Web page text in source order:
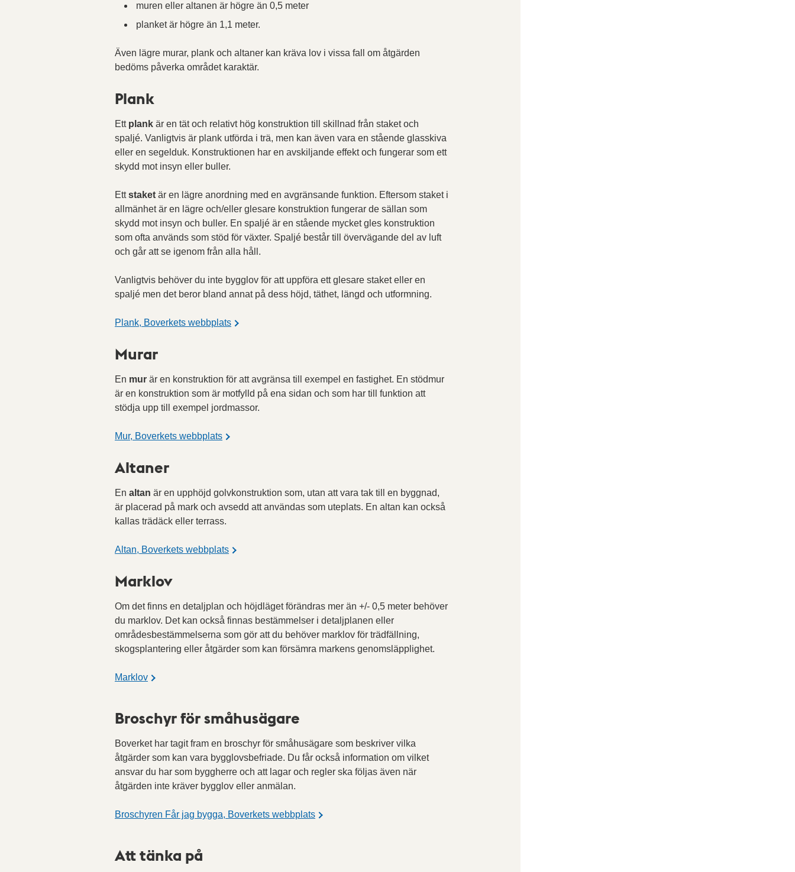
muren eller altanen är högre än 0,5 meter
planket är högre än 1,1 meter.
Även lägre murar, plank och altaner kan kräva lov i vissa fall om åtgärden
bedöms påverka området karaktär.
Plank
Ett plank är en tät och relativt hög konstruktion till skillnad från staket och
spaljé. Vanligtvis är plank utförda i trä, men kan även vara en stående glasskiva
eller en segelduk. Konstruktionen har en avskiljande effekt och fungerar som ett
skydd mot insyn eller buller.
Ettstaket är en lägre anordning med en avgränsande funktion. Eftersom staket i
allmänhet är en lägre och/eller glesare konstruktion fungerar de sällan som
skydd mot insyn och buller. En spaljé är en stående mycket gles konstruktion
som ofta används som stöd för växter. Spaljé består till övervägande del av luft
och går att se igenom från alla håll.
Vanligtvis behöver du inte bygglov för att uppföra ett glesare staket eller en
spaljé men det beror bland annat på dess höjd, täthet, längd och utformning.
Plank, Boverkets webbplats
Murar
En mur är en konstruktion för att avgränsa till exempel en fastighet. En stödmur
är en konstruktion som är motfylld på ena sidan och som har till funktion att
stödja upp till exempel jordmassor.
Mur, Boverkets webbplats
Altaner
En altan är en upphöjd golvkonstruktion som, utan att vara tak till en byggnad,
är placerad på mark och avsedd att användas som uteplats. En altan kan också
kallas trädäck eller terrass.
Altan, Boverkets webbplats
Marklov
Om det finns en detaljplan och höjdläget förändras mer än +/- 0,5 meter behöver
du marklov. Det kan också finnas bestämmelser i detaljplanen eller
områdesbestämmelserna som gör att du behöver marklov för trädfällning,
skogsplantering eller åtgärder som kan försämra markens genomsläpplighet.
Marklov
Broschyr för småhusägare
Boverket har tagit fram en broschyr för småhusägare som beskriver vilka
åtgärder som kan vara bygglovsbefriade. Du får också information om vilket
ansvar du har som byggherre och att lagar och regler ska följas även när
åtgärden inte kräver bygglov eller anmälan.
Broschyren Får jag bygga, Boverkets webbplats
Att tänka på